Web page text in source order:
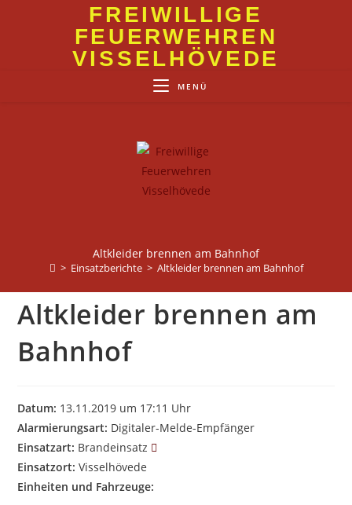
FREIWILLIGE
FEUERWEHREN
VISSELHÖVEDE
MENÜ
Altkleider brennen am Bahnhof
> Einsatzberichte > Altkleider brennen am Bahnhof
Altkleider brennen am
Bahnhof
Datum: 13.11.2019 um 17:11 Uhr
Alarmierungsart: Digitaler-Melde-Empfänger
Einsatzart: Brandeinsatz
Einsatzort: Visselhövede
Einheiten und Fahrzeuge: